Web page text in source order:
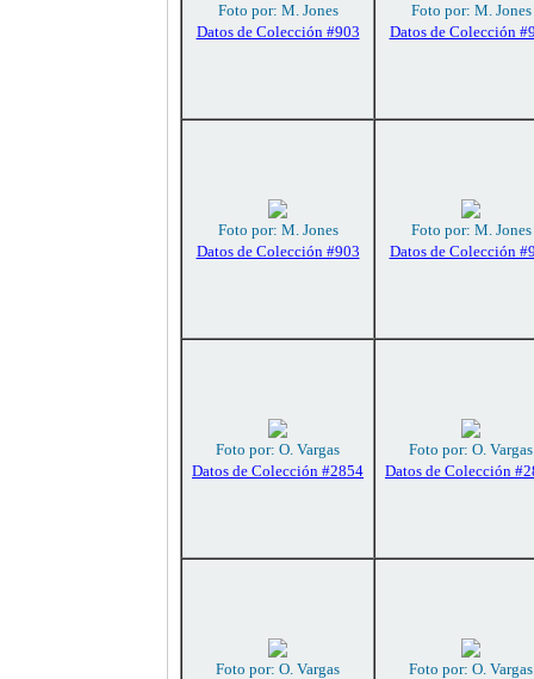
Foto por: M. Jones
Datos de Colección #903
Foto por: M. Jones
Datos de Colección
Foto por: M. Jones
Datos de Colección #903
Foto por: M. Jones
Datos de Colección
Foto por: O. Vargas
Datos de Colección #2854
Foto por: O. Vargas
Datos de Colección
Foto por: O. Vargas
Foto por: O. Vargas